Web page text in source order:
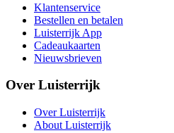
Klantenservice
Bestellen en betalen
Luisterrijk App
Cadeaukaarten
Nieuwsbrieven
Over Luisterrijk
Over Luisterrijk
About Luisterrijk